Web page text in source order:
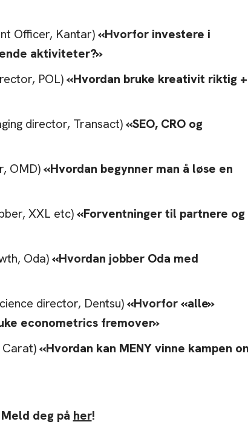
Officer, Kantar)«Hvorfor investere i
aktiviteter?»
POL)«Hvordan bruke kreativit riktig
director, Transact)«SEO, CRO og
OMD)«Hvordan begynner man å løse en
XXL etc)«Forventninger til partnere og
Oda)«Hvordan jobber Oda med
director, Dentsu)«Hvorfor «alle»
econometrics fremover»
Carat)«Hvordan kan MENY vinne kampen
Meld deg på her!